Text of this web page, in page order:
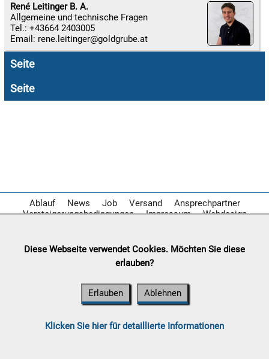

08.08:

René Leitinger B. A.
Allgemeine und technische Fragen
Tel.: +43664 2403005
Email: rene.leitinger
Seite
Seite
Ablauf News Job Versand
Ansprechpartner
Versteigerungsbedingungen
Impressum Webdesign
Diese Webseite verwendet Cookies. Möchten Sie diese
erlauben?
Erlauben Ablehnen
Klicken Sie hier für detaillierte Informationen